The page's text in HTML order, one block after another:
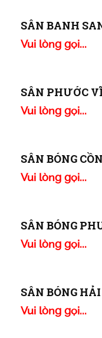
SÂN BANH
SÂN PHƯỚC